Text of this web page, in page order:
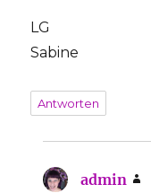
LG
Sabine
Antworten
admin